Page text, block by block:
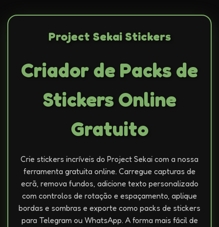
Project Sekai Stickers
Criador de Packs de
Stickers Online
Gratuito
Crie stickers incríveis do Project Sekai com a nossa
ferramenta gratuita online. Carregue capturas de
ecrã, remova fundos, adicione texto personalizado
com controlos de rotação e espaçamento, aplique
bordas e sombras e exporte como packs de stickers
para Telegram ou WhatsApp. A forma mais fácil de